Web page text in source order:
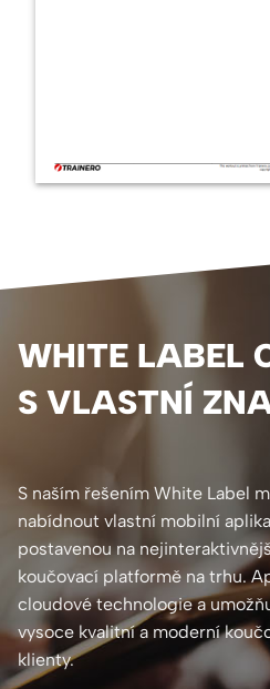
WHITE LABEL
S VLASTNÍ
S naším řešením White Label
nabídnout vlastní mobilní
postavenou na
koučovací platformě na trhu.
cloudové technologie a
vysoce kvalitní a moderní
klienty.